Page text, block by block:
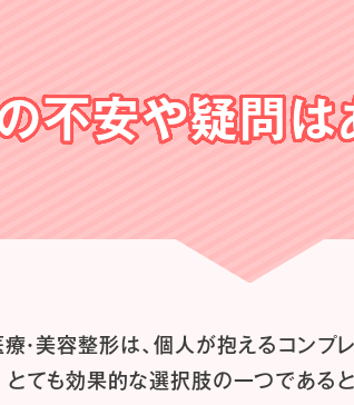
不安や疑問は
・美容整形は、個人が抱えるコンプ
とても効果的な選択肢の一つであると